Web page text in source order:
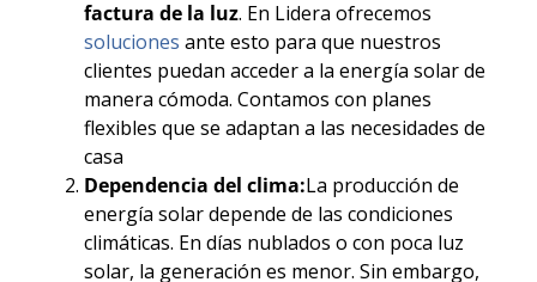
factura de la luz. En Lidera ofrecemos
soluciones ante esto para que nuestros
clientes puedan acceder a la energía solar de
manera cómoda. Contamos con planes
flexibles que se adaptan a las necesidades de
casa
Dependencia del clima:La producción de
energía solar depende de las condiciones
climáticas. En días nublados o con poca luz
solar, la generación es menor. Sin embargo,